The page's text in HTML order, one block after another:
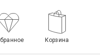
Корзина